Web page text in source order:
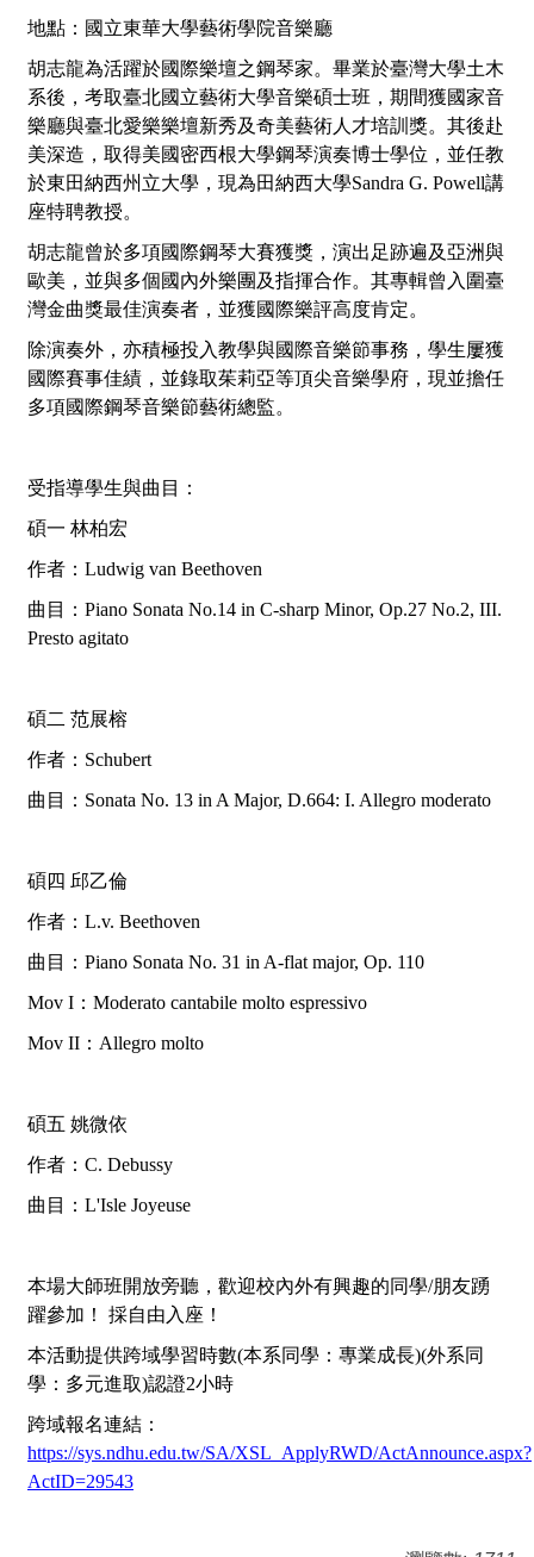
地點：國立東華大學藝術學院音樂廳
胡志龍為活躍於國際樂壇之鋼琴家。畢業於臺灣大學土木
系後，考取臺北國立藝術大學音樂碩士班，期間獲國家音
樂廳與臺北愛樂樂壇新秀及奇美藝術人才培訓獎。其後赴
美深造，取得美國密西根大學鋼琴演奏博士學位，並任教
於東田納西州立大學，現為田納西大學Sandra G. Powell講
座特聘教授。
胡志龍曾於多項國際鋼琴大賽獲獎，演出足跡遍及亞洲與
歐美，並與多個國內外樂團及指揮合作。其專輯曾入圍臺
灣金曲獎最佳演奏者，並獲國際樂評高度肯定。
除演奏外，亦積極投入教學與國際音樂節事務，學生屢獲
國際賽事佳績，並錄取茱莉亞等頂尖音樂學府，現並擔任
多項國際鋼琴音樂節藝術總監。
受指導學生與曲目：
碩一 林柏宏
作者： Ludwig van Beethoven
曲目： Piano Sonata No.14 in C-sharp Minor, Op.27 No.2, III.
Presto agitato
碩二 范展榕
作者： Schubert
曲目： Sonata No. 13 in A Major, D.664: I. Allegro moderato
碩四 邱乙倫
作者： L.v. Beethoven
曲目： Piano Sonata No. 31 in A-flat major, Op. 110
Mov I ： Moderato cantabile molto espressivo
Mov II ： Allegro molto
碩五 姚微依
作者： C. Debussy
曲目： L'Isle Joyeuse
本場大師班開放旁聽，歡迎校內外有興趣的同學/朋友踴
躍參加！ 採自由入座！
本活動提供跨域學習時數(本系同學：專業成長)(外系同
學：多元進取)認證2小時
跨域報名連結：
https://sys.ndhu.edu.tw/SA/XSL_ApplyRWD/ActAnnounce.aspx?
ActID=29543